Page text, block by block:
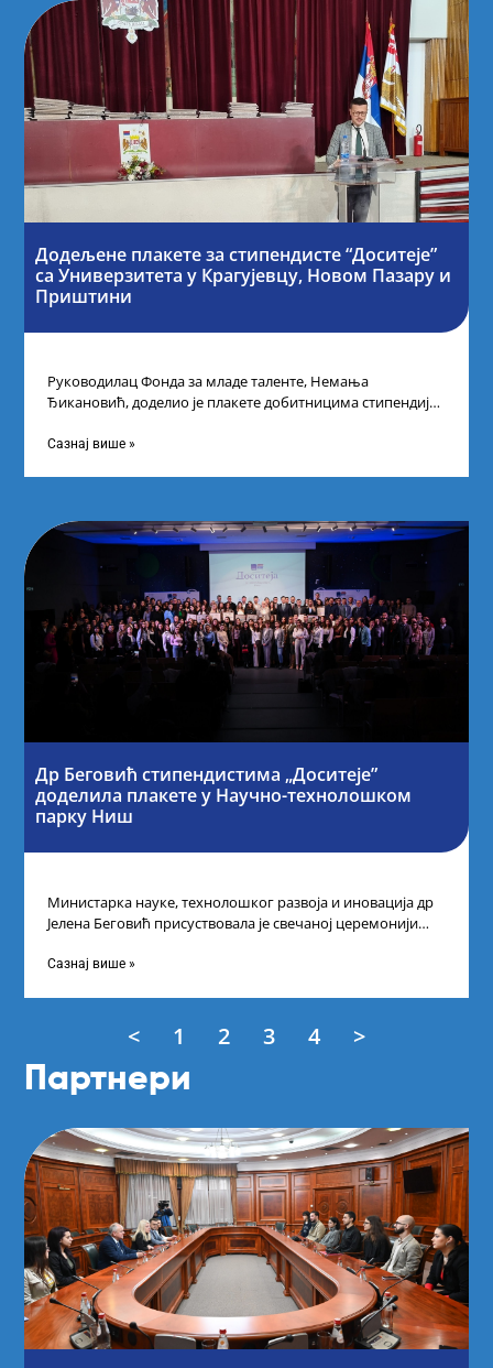
Додељене плакете за стипендисте “Доситеје”
са Универзитета у Крагујевцу, Новом Пазару и
Приштини
Руководилац Фонда за младе таленте, Немања
Ђикановић, доделио је плакете добитницима стипендије
Сазнај више »
Др Беговић стипендистима „Доситеје”
доделила плакете у Научно-технолошком
парку Ниш
Министарка науке, технолошког развоја и иновација др
Јелена Беговић присуствовала је свечаној церемонији
„Доситеја” Фонда
Сазнај више »
< 1 2 3 4 >
Партнери